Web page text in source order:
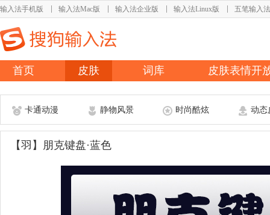
输入法手机版 输入法Mac版 输入法企业版 输入法Linux版 五笔输入法
首页 皮肤 词库 皮肤表情开
卡通动漫 静物风景 时尚酷炫 动态
【羽】朋克键盘·蓝色